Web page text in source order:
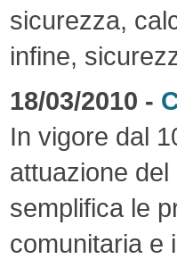
sicurezza,
infine,
18/03/2010 -
In vigore dal
attuazione
semplifica le
comunitaria e